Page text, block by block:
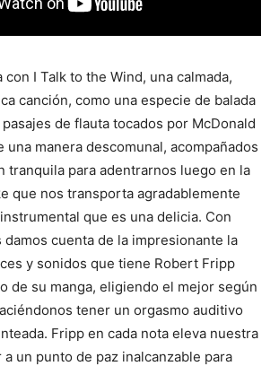
I Talk to the Wind, una calmada,
canción, como una especie de balada
de flauta tocados por McDonald
una manera descomunal, acompañados
tranquila para adentrarnos luego en la
que nos transporta agradablemente
que es una delicia. Con
damos cuenta de la impresionante la
y sonidos que tiene Robert Fripp
de su manga, eligiendo el mejor según
tener un orgasmo auditivo
Fripp en cada nota eleva nuestra
a un punto de paz inalcanzable para